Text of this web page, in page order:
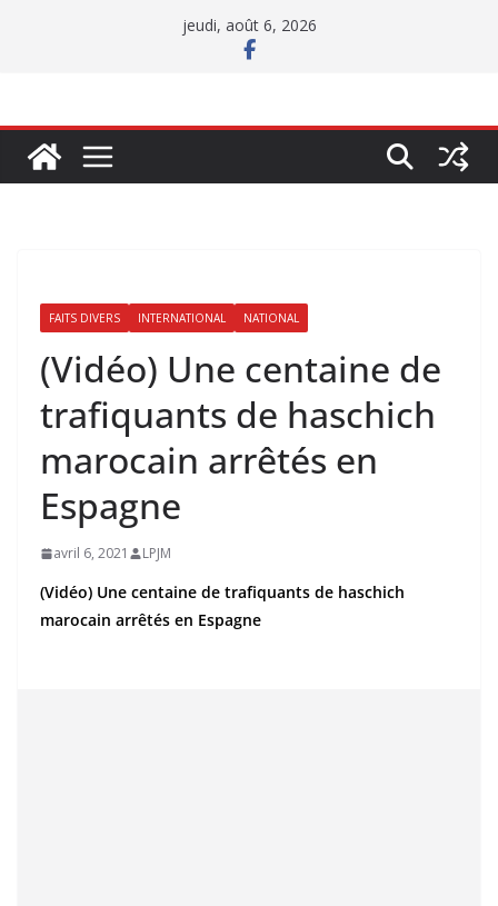
jeudi, août 6, 2026
FAITS DIVERS INTERNATIONAL NATIONAL
(Vidéo) Une centaine de
trafiquants de haschich
marocain arrêtés en
Espagne
avril 6, 2021 LPJM
(Vidéo) Une centaine de trafiquants de haschich
marocain arrêtés en Espagne